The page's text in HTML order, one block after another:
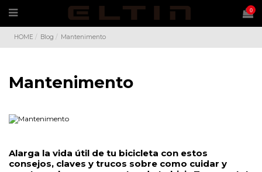
0
HOME Blog Mantenimento
Mantenimento
Alarga la vida útil de tu bicicleta con estos
consejos, claves y trucos sobre como cuidar y